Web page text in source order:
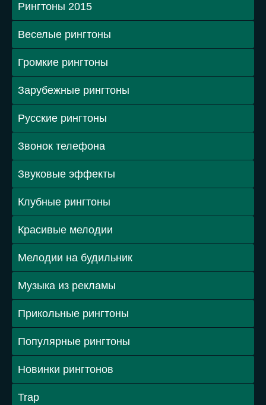
Рингтоны 2015
Веселые рингтоны
Громкие рингтоны
Зарубежные рингтоны
Русские рингтоны
Звонок телефона
Звуковые эффекты
Клубные рингтоны
Красивые мелодии
Мелодии на будильник
Музыка из рекламы
Прикольные рингтоны
Популярные рингтоны
Новинки рингтонов
Trap